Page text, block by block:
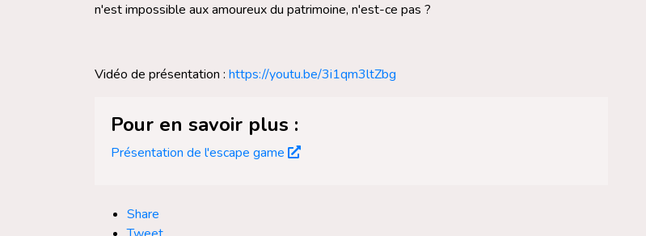
n'est impossible aux amoureux du patrimoine, n'est-ce pas ?
Vidéo de présentation : https://youtu.be/3i1qm3ltZbg
Pour en savoir plus :
Présentation de l'escape game
Share